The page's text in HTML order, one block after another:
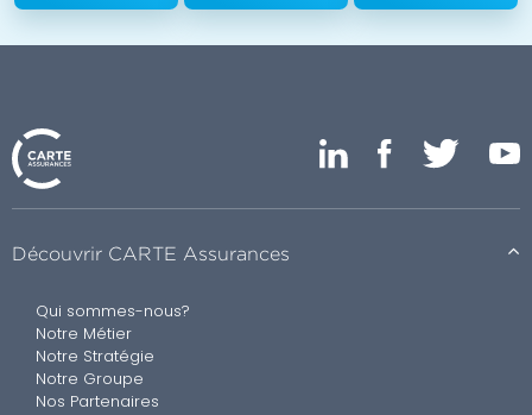
Découvrir CARTE Assurances
Qui sommes-nous?
Notre Métier
Notre Stratégie
Notre Groupe
Nos Partenaires